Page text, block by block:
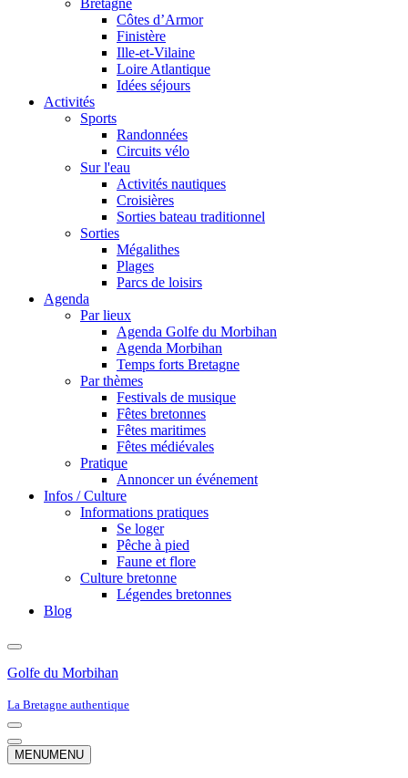
Bretagne
Côtes d’Armor
Finistère
Ille-et-Vilaine
Loire Atlantique
Idées séjours
Activités
Sports
Randonnées
Circuits vélo
Sur l'eau
Activités nautiques
Croisières
Sorties bateau traditionnel
Sorties
Mégalithes
Plages
Parcs de loisirs
Agenda
Par lieux
Agenda Golfe du Morbihan
Agenda Morbihan
Temps forts Bretagne
Par thèmes
Festivals de musique
Fêtes bretonnes
Fêtes maritimes
Fêtes médiévales
Pratique
Annoncer un événement
Infos / Culture
Informations pratiques
Se loger
Pêche à pied
Faune et flore
Culture bretonne
Légendes bretonnes
Blog
Golfe du Morbihan
La Bretagne authentique
Menu
de
navigation
Menu
de
MENUMENU